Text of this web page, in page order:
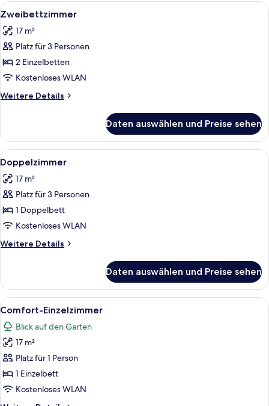
Alle
Fotos
für
Zweibettzimmer
anzeigen
Ein Hotelzimmer mit zwei Betten,
3
Zweibettzimmer
17 m²
Platz für 3 Personen
2 Einzelbetten
Kostenloses WLAN
Weitere Details
Weitere
Daten auswählen und Preise sehen
Alle
Fotos
für
Doppelzimmer
anzeigen
Ein Hotelzimmer mit zwei Betten,
4
Doppelzimmer
17 m²
Platz für 3 Personen
1 Doppelbett
Kostenloses WLAN
Weitere Details
Weitere
Daten auswählen und Preise sehen
Alle
Fotos
für
Comfort-
Einzelzimmer
anzeigen
Ein Hotelzimmer mit einem Bett,
2
Comfort-Einzelzimmer
Blick auf den Garten
17 m²
Platz für 1 Person
1 Einzelbett
Kostenloses WLAN